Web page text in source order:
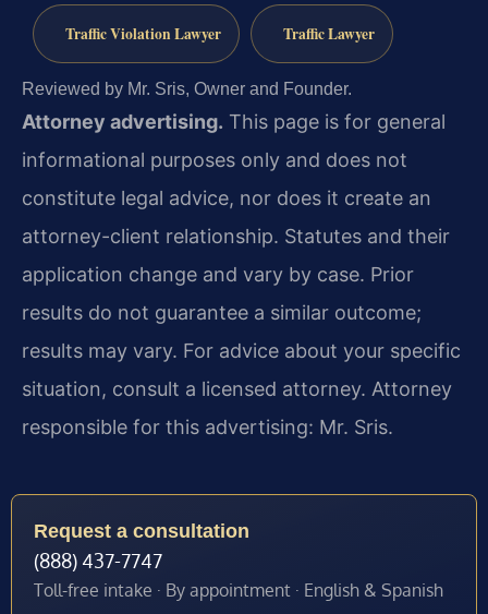
Traffic Violation Lawyer Traffic Lawyer
Reviewed by Mr. Sris, Owner and Founder.
Attorney advertising. This page is for general
informational purposes only and does not
constitute legal advice, nor does it create an
attorney-client relationship. Statutes and their
application change and vary by case. Prior
results do not guarantee a similar outcome;
results may vary. For advice about your specific
situation, consult a licensed attorney. Attorney
responsible for this advertising: Mr. Sris.
Request a consultation
(888) 437-7747
Toll-free intake · By appointment · English & Spanish